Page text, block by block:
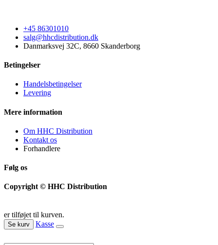
+45 86301010
salg@hhcdistribution.dk
Danmarksvej 32C, 8660 Skanderborg
Betingelser
Handelsbetingelser
Levering
Mere information
Om HHC Distribution
Kontakt os
Forhandlere
Følg os
Copyright © HHC Distribution
er tilføjet til kurven.
Se kurv Kasse